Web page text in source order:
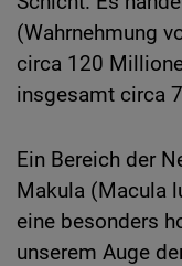
(Wahrnehmung
circa 120
insgesamt circa
Ein Bereich der
Makula (Macula
eine besonders
unserem Auge